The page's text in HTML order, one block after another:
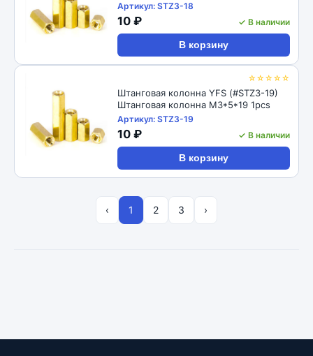
Артикул: STZ3-18
10 ₽ ✓ В наличии
В корзину
☆☆☆☆☆
Штанговая колонна YFS (#STZ3-19)
Штанговая колонна M3*5*19 1pcs
Артикул: STZ3-19
10 ₽ ✓ В наличии
В корзину
‹ 1 2 3 ›